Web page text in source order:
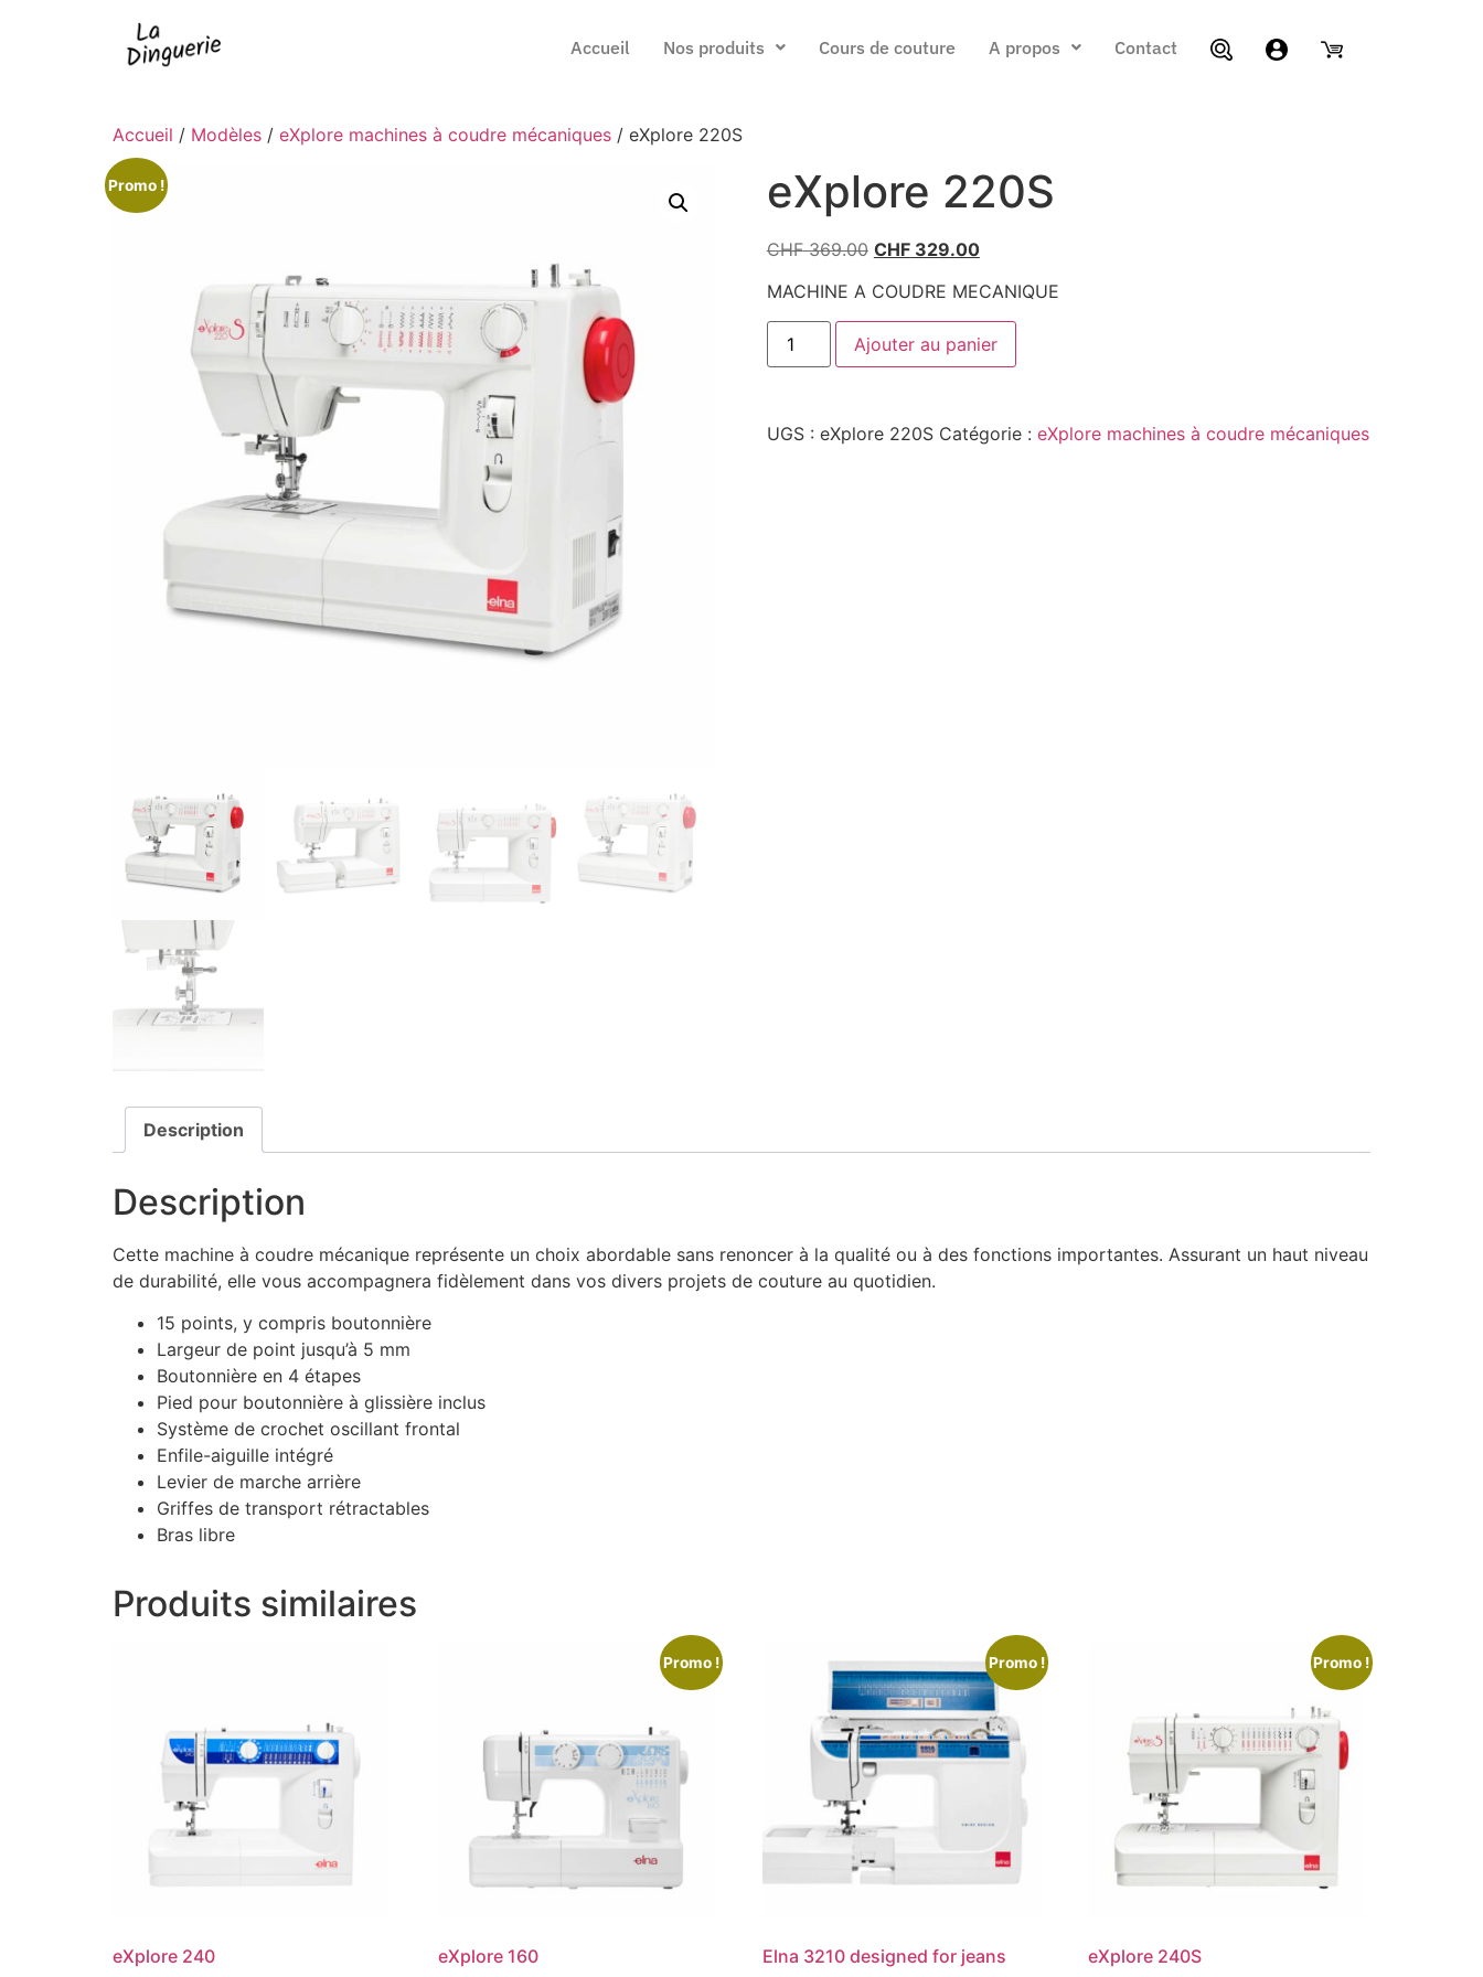
Accueil Nos produits Cours de couture A propos Contact
Accueil / Modèles / eXplore machines à coudre mécaniques / eXplore 220S
Promo ! eXplore 220S
CHF369.00 CHF329.00
MACHINE A COUDRE MECANIQUE
Ajouter au panier
UGS : eXplore 220S Catégorie : eXplore machines à coudre mécaniques
Description
Description
Cette machine à coudre mécanique représente un choix abordable sans renoncer à la qualité ou à des fonctions importantes. Assurant un haut niveau
de durabilité, elle vous accompagnera fidèlement dans vos divers projets de couture au quotidien.
15 points, y compris boutonnière
Largeur de point jusqu’à 5 mm
Boutonnière en 4 étapes
Pied pour boutonnière à glissière inclus
Système de crochet oscillant frontal
Enfile-aiguille intégré
Levier de marche arrière
Griffes de transport rétractables
Bras libre
Produits similaires
eXplore 240
Promo !
eXplore 160
Promo !
Elna 3210 designed for jeans
Promo !
eXplore 240S